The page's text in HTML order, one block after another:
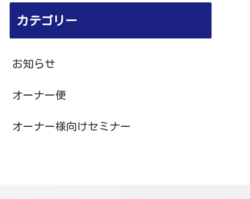
カテゴリー
お知らせ
オーナー便
オーナー様向けセミナー